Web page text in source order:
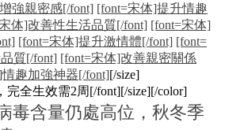
強親密感[/font] [font=宋体]提升情趣
体]改善性生活品質[/font] [font=宋体]
[font=宋体]提升激情體[/font] [font=
質[/font] [font=宋体]改善親密關係
趣加強神器[/font][/size]
完全生效需2周[/font][/size][/color]
毒含量仍處高位，秋冬季